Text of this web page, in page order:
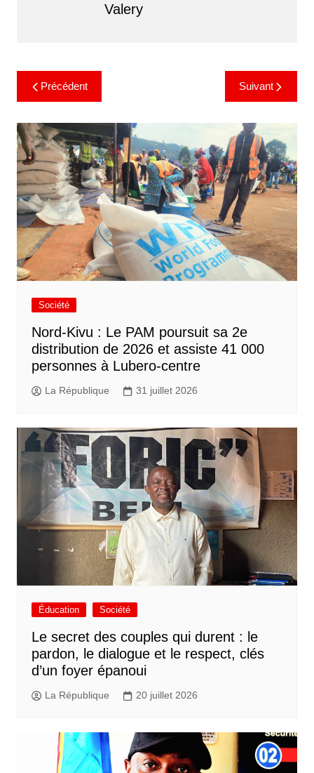
Valery
Précédent Suivant
Société
Nord-Kivu : Le PAM poursuit sa 2e
distribution de 2026 et assiste 41 000
personnes à Lubero-centre
La République 31 juillet 2026
Éducation Société
Le secret des couples qui durent : le
pardon, le dialogue et le respect, clés
d’un foyer épanoui
La République 20 juillet 2026